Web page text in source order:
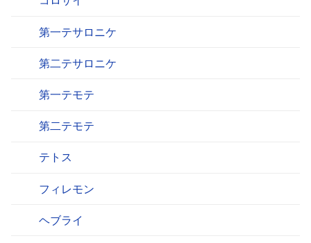
第一テサロニケ
第二テサロニケ
第一テモテ
第二テモテ
テトス
フィレモン
ヘブライ